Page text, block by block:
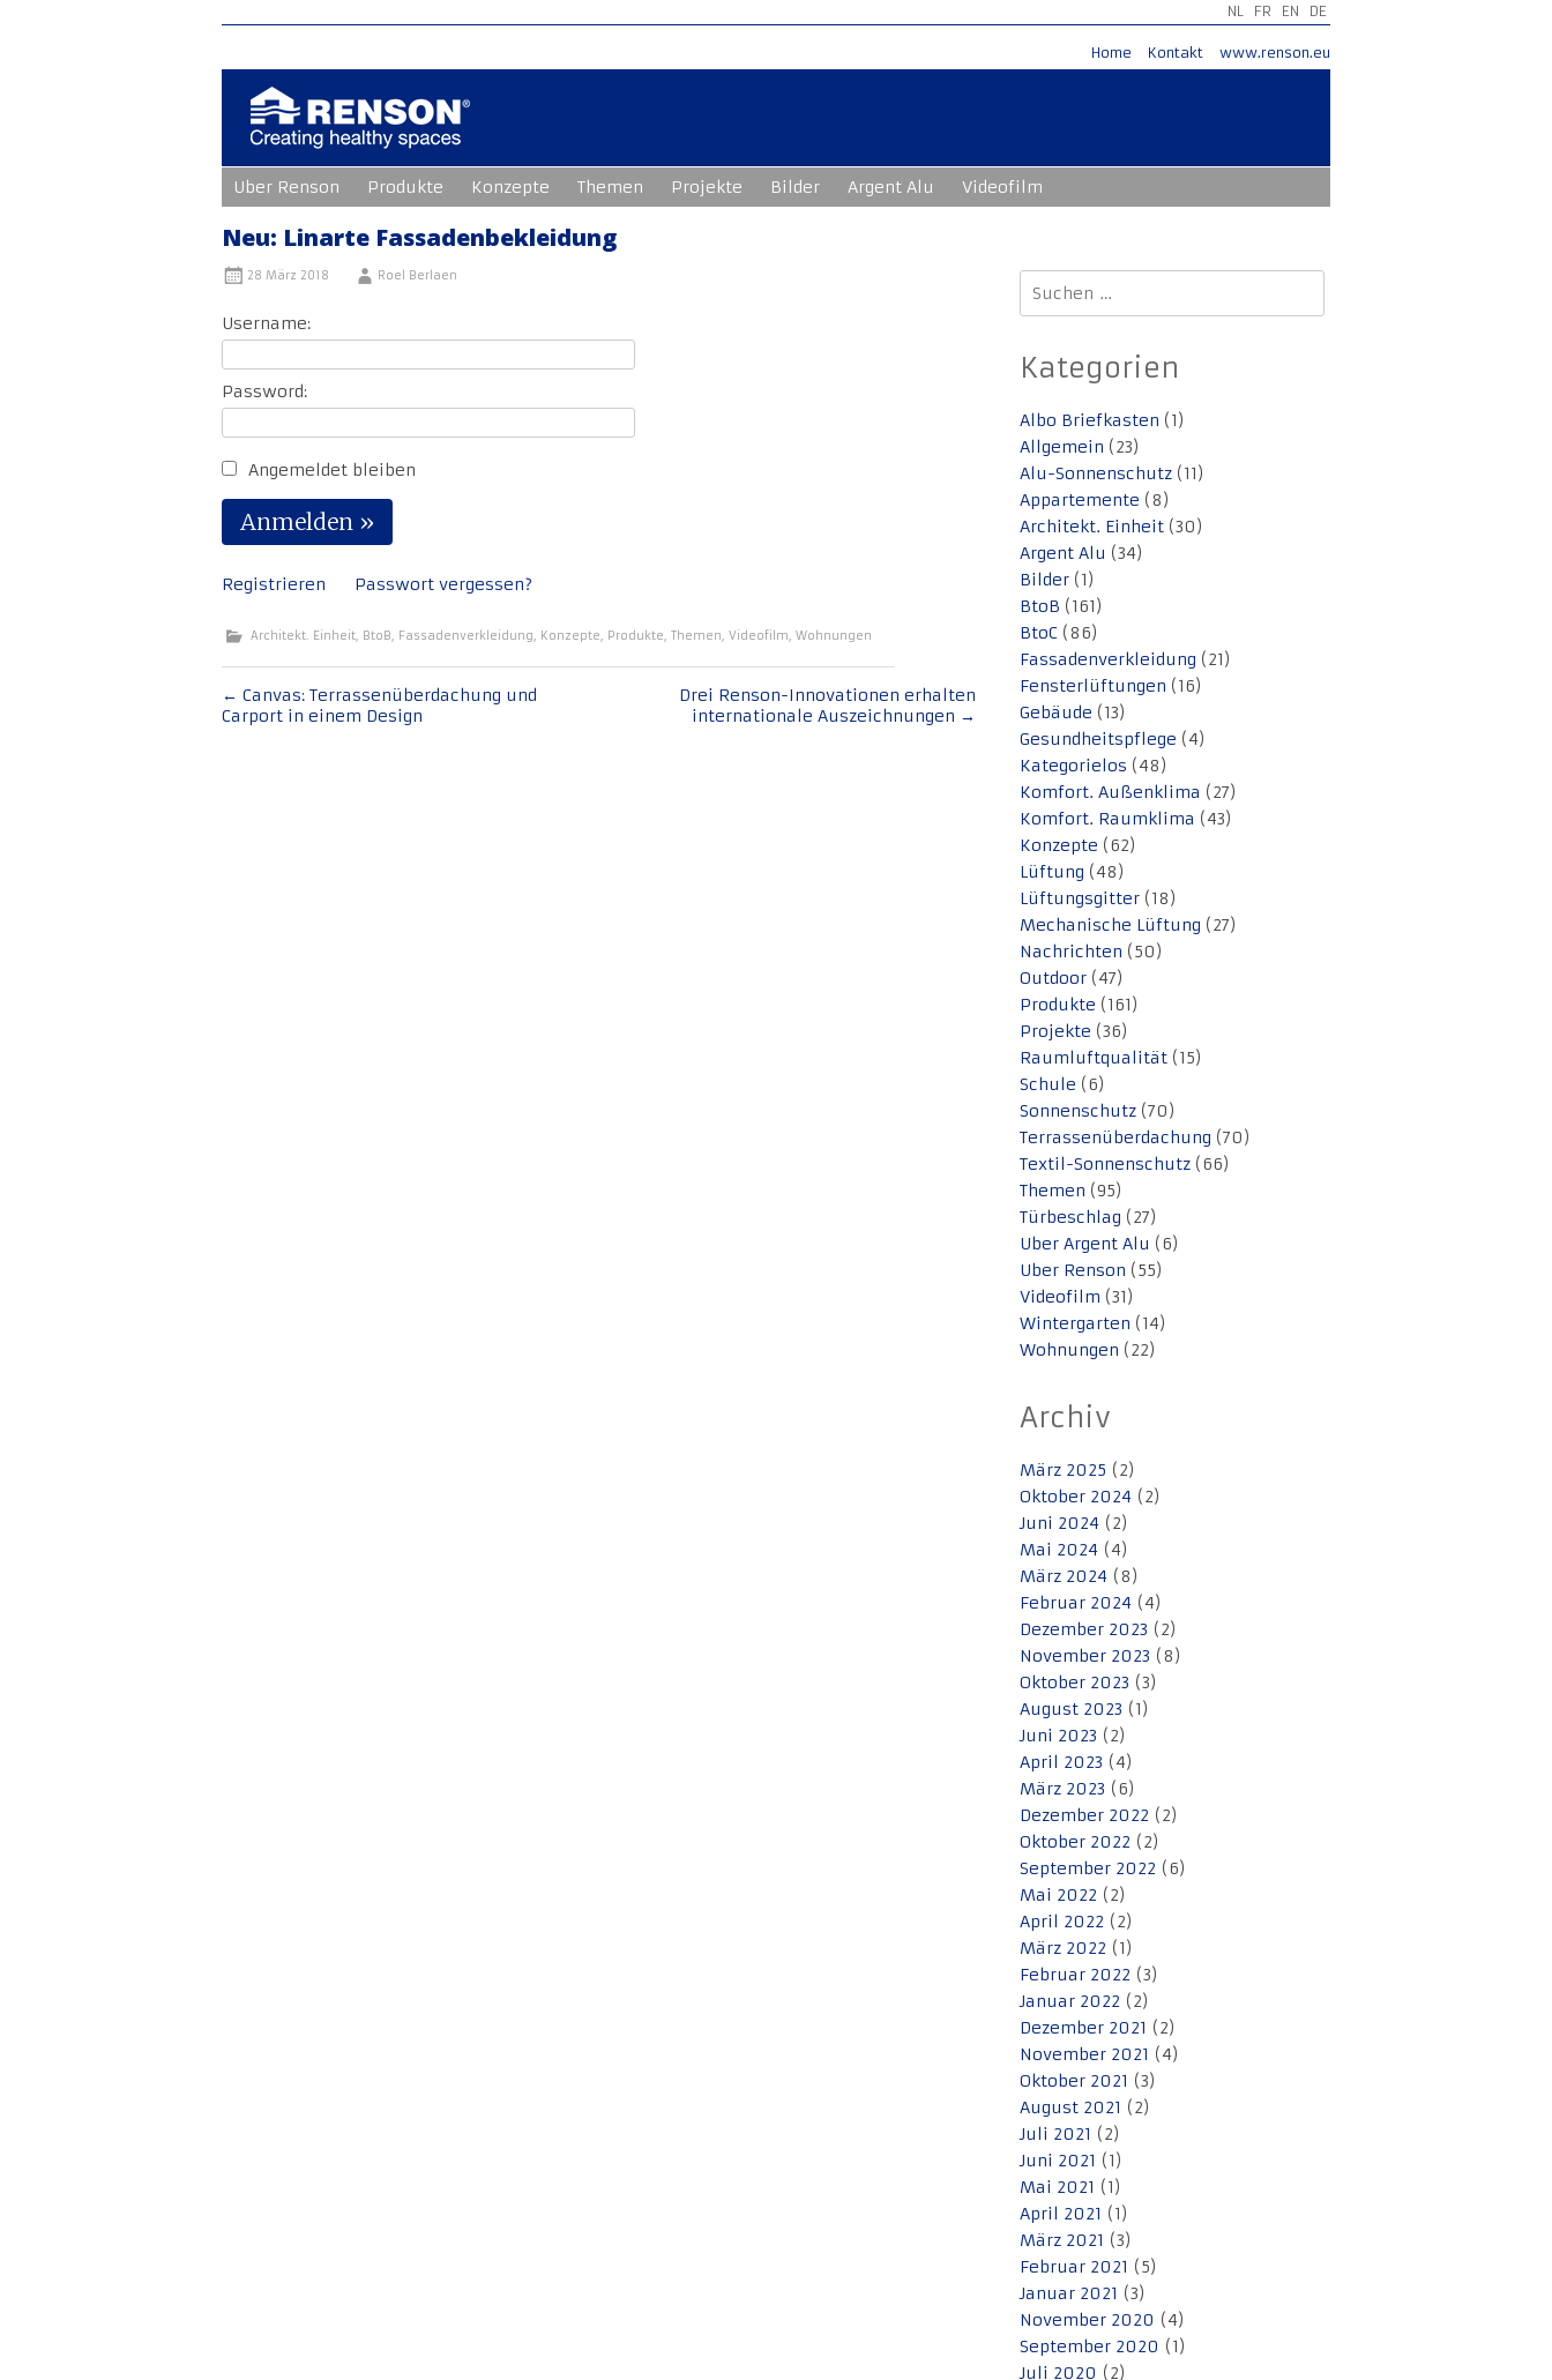
NL FR EN DE
Home Kontakt www.renson.eu
Inhalt
springen
Uber Renson Produkte Konzepte Themen Projekte Bilder Argent Alu Videofilm
Neu: Linarte Fassadenbekleidung
28 März 2018 Roel Berlaen
Username:
Password:
Angemeldet bleiben
Registrieren Passwort vergessen?
Architekt. Einheit, BtoB, Fassadenverkleidung, Konzepte, Produkte, Themen, Videofilm, Wohnungen
Beitragsnavigation
← Canvas: Terrassenüberdachung und
Carport in einem Design
Drei Renson-Innovationen erhalten
internationale Auszeichnungen →
Suchen
nach:
Kategorien
Albo Briefkasten (1)
Allgemein (23)
Alu-Sonnenschutz (11)
Appartemente (8)
Architekt. Einheit (30)
Argent Alu (34)
Bilder (1)
BtoB (161)
BtoC (86)
Fassadenverkleidung (21)
Fensterlüftungen (16)
Gebäude (13)
Gesundheitspflege (4)
Kategorielos (48)
Komfort. Außenklima (27)
Komfort. Raumklima (43)
Konzepte (62)
Lüftung (48)
Lüftungsgitter (18)
Mechanische Lüftung (27)
Nachrichten (50)
Outdoor (47)
Produkte (161)
Projekte (36)
Raumluftqualität (15)
Schule (6)
Sonnenschutz (70)
Terrassenüberdachung (70)
Textil-Sonnenschutz (66)
Themen (95)
Türbeschlag (27)
Uber Argent Alu (6)
Uber Renson (55)
Videofilm (31)
Wintergarten (14)
Wohnungen (22)
Archiv
März 2025 (2)
Oktober 2024 (2)
Juni 2024 (2)
Mai 2024 (4)
März 2024 (8)
Februar 2024 (4)
Dezember 2023 (2)
November 2023 (8)
Oktober 2023 (3)
August 2023 (1)
Juni 2023 (2)
April 2023 (4)
März 2023 (6)
Dezember 2022 (2)
Oktober 2022 (2)
September 2022 (6)
Mai 2022 (2)
April 2022 (2)
März 2022 (1)
Februar 2022 (3)
Januar 2022 (2)
Dezember 2021 (2)
November 2021 (4)
Oktober 2021 (3)
August 2021 (2)
Juli 2021 (2)
Juni 2021 (1)
Mai 2021 (1)
April 2021 (1)
März 2021 (3)
Februar 2021 (5)
Januar 2021 (3)
November 2020 (4)
September 2020 (1)
Juli 2020 (2)